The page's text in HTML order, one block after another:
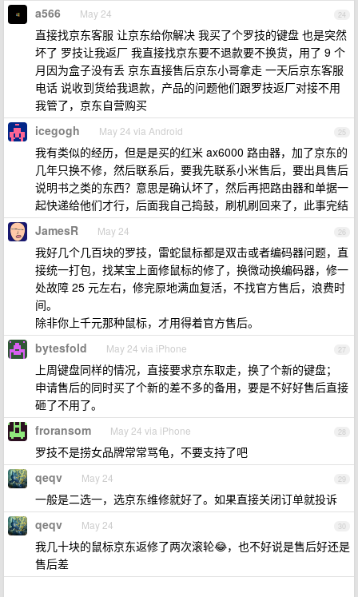
24
a566 May 24
直接找京东客服 让京东给你解决 我买了个罗技的键盘 也是突然
坏了 罗技让我返厂 我直接找京东要不退款要不换货，用了 9 个
月因为盒子没有丢 京东直接售后京东小哥拿走 一天后京东客服
电话 说收到货给我退款，产品的问题他们跟罗技返厂对接不用
我管了，京东自营购买
25
icegogh May 24 via Android
我有类似的经历，但是是买的红米 ax6000 路由器，加了京东的
几年只换不修，然后联系后，要我先联系小米售后，要出具售后
说明书之类的东西？意思是确认坏了，然后再把路由器和单据一
起快递给他们才行，后面我自己捣鼓，刷机刷回来了，此事完结
26
JamesR May 24
我好几个几百块的罗技，雷蛇鼠标都是双击或者编码器问题，直
接统一打包，找某宝上面修鼠标的修了，换微动换编码器，修一
处故障 25 元左右，修完原地满血复活，不找官方售后，浪费时
间。
除非你上千元那种鼠标，才用得着官方售后。
27
bytesfold May 24 via iPhone
上周键盘同样的情况，直接要求京东取走，换了个新的键盘；
申请售后的同时买了个新的差不多的备用，要是不好好售后直接
砸了不用了。
28
froransom May 24 via iPhone
罗技不是捞女品牌常常骂龟，不要支持了吧
29
qeqv May 24
一般是二选一，选京东维修就好了。如果直接关闭订单就投诉
30
qeqv May 24
我几十块的鼠标京东返修了两次滚轮😂，也不好说是售后好还是
售后差